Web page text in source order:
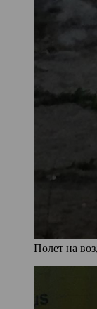
Полет на